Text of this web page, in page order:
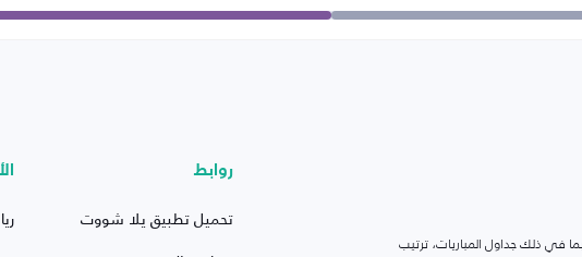
في ذلك جداول المباريات، ترتيب
روابط
تحميل تطبيق يلا شووت